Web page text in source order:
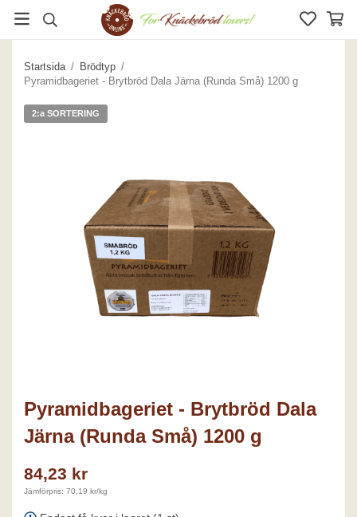
Startsida / Brödtyp /
Pyramidbageriet - Brytbröd Dala Järna (Runda Små) 1200 g
2:a SORTERING
Pyramidbageriet - Brytbröd Dala
Järna (Runda Små) 1200 g
84,23 kr
Jämförpris: 70,19 kr/kg